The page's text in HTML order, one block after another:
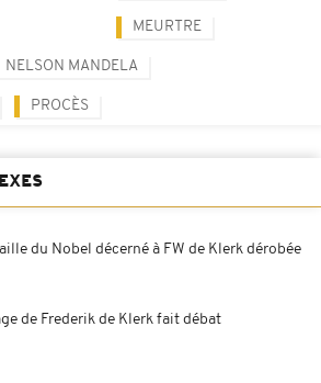
MEURTRE
NELSON MANDELA
PROCÈS
du Nobel décerné à FW de Klerk dérobée
de Frederik de Klerk fait débat